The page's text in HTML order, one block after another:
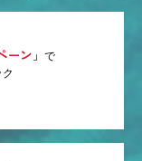
ーン」で